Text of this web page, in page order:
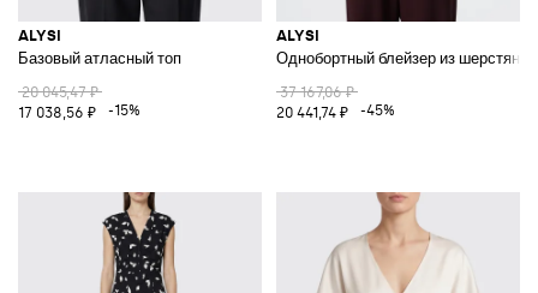
ALYSI
Базовый атласный топ
20 045,47 ₽
17 038,56 ₽
-15%
ALYSI
Однобортный блейзер из
37 167,06 ₽
20 441,74 ₽
-45%